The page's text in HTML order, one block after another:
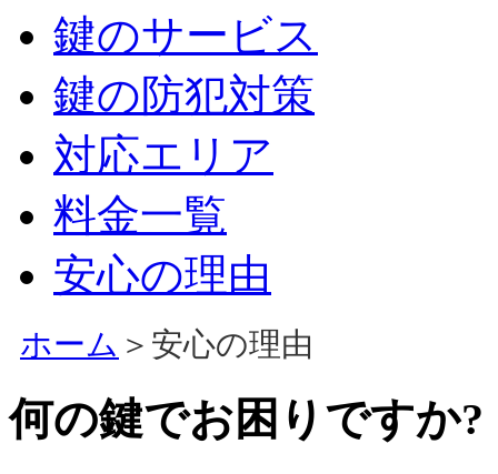
鍵のサービス
鍵の防犯対策
対応エリア
料金一覧
安心の理由
ホーム ＞安心の理由
何の鍵でお困りですか?